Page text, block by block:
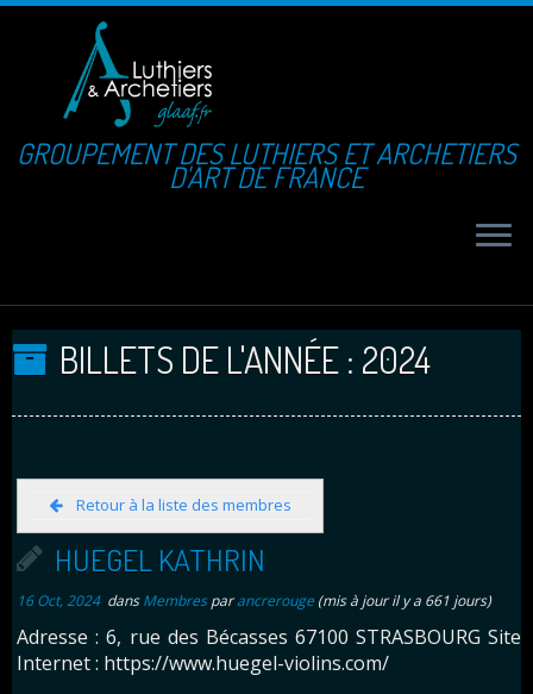
GROUPEMENT DES LUTHIERS ET ARCHETIERS
D'ART DE FRANCE
BILLETS DE L'ANNÉE : 2024
Retour à la liste des membres
HUEGEL KATHRIN
16 Oct, 2024dansMembresparancrerouge (mis à jour il y a 661 jours)
Adresse : 6, rue des Bécasses 67100 STRASBOURG Site
Internet : https://www.huegel-violins.com/